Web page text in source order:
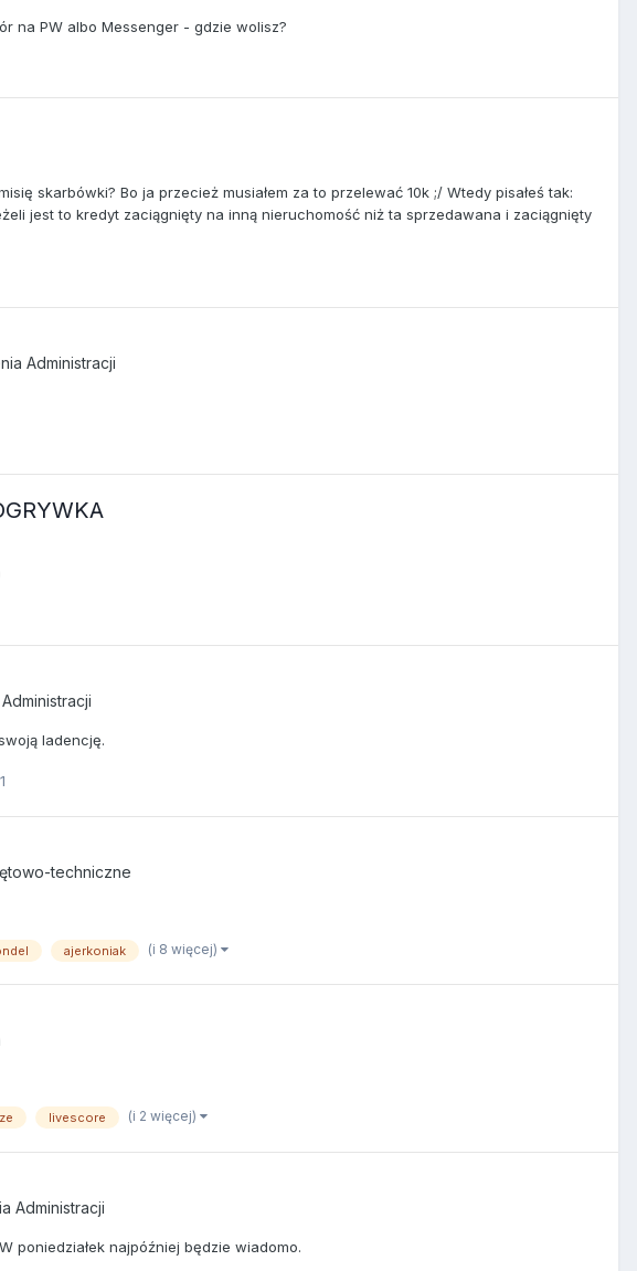
na PW albo Messenger - gdzie wolisz?
skarbówki? Bo ja przecież musiałem za to przelewać 10k ;/ Wtedy pisałeś tak:
jest to kredyt zaciągnięty na inną nieruchomość niż ta sprzedawana i zaciągnięty
Administracji
ladencję.
1
techniczne
ajerkoniak (i 8 więcej)
livescore (i 2 więcej)
Administracji
poniedziałek najpóźniej będzie wiadomo.